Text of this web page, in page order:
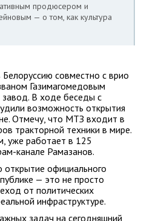
продюсером и
— о том, как культура
совместно с врио
Газимагомедовым
В ходе беседы с
возможность открытия
Отмечу, что МТЗ входит в
тракторной техники в мире.
уже работает в 125
канале Рамазанов.
официального
— это не просто
от политических
инфраструктуре.
задач на сегодняшний